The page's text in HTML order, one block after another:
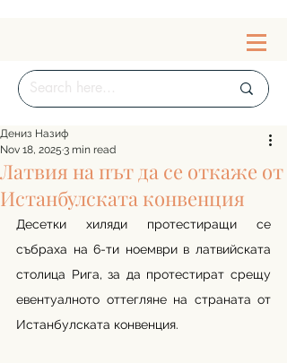
Латвия на път да се откаже от
Истанбулската конвенция
Дениз Назиф
Nov 18, 2025 3 min read
Десетки хиляди протестиращи се
събраха на 6-ти ноември в латвийската
столица Рига, за да протестират срещу
евентуалното оттегляне на страната от
Истанбулската конвенция.